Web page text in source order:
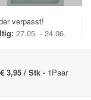
verpasst!
27.05. - 24.06.
€ 3,95 / Stk - 1Paar